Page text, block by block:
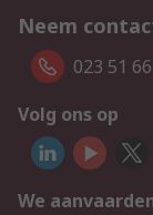
Neem
023 51
Volg ons op
We